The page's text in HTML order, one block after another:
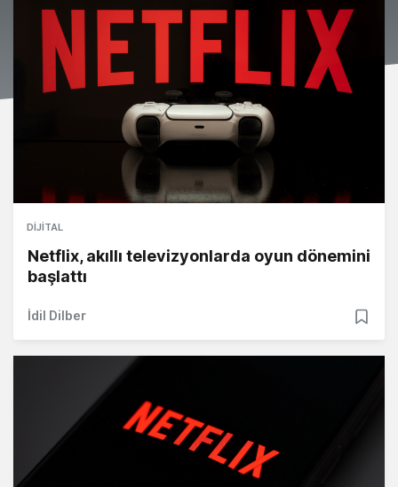
DIJITAL
Netflix, akıllı televizyonlarda oyun dönemini
başlattı
İdil Dilber